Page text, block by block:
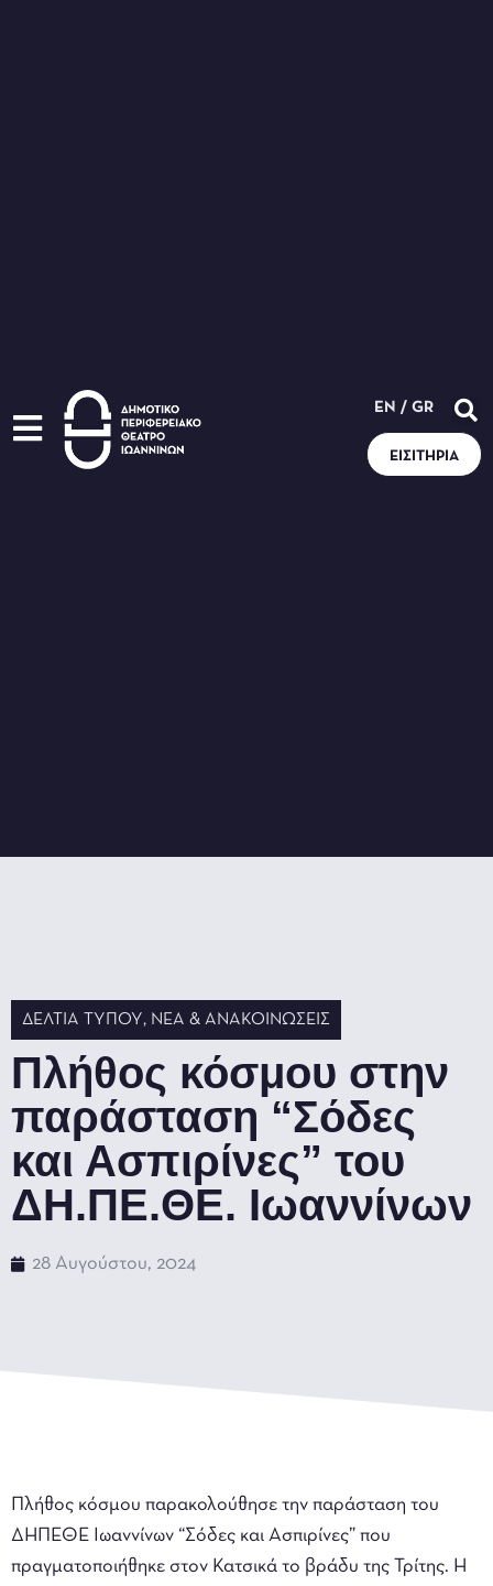
EN / GR
ΕΙΣΙΤΉΡΙΑ
ΔΕΛΤΊΑ ΤΎΠΟΥ, ΝΈΑ & ΑΝΑΚΟΙΝΏΣΕΙΣ
Πλήθος κόσμου στην
παράσταση “Σόδες
και Ασπιρίνες” του
ΔΗ.ΠΕ.ΘΕ. Ιωαννίνων
28 Αυγούστου, 2024
Πλήθος κόσμου παρακολούθησε την παράσταση του
ΔΗΠΕΘΕ Ιωαννίνων “Σόδες και Ασπιρίνες” που
πραγματοποιήθηκε στον Κατσικά το βράδυ της Τρίτης. Η